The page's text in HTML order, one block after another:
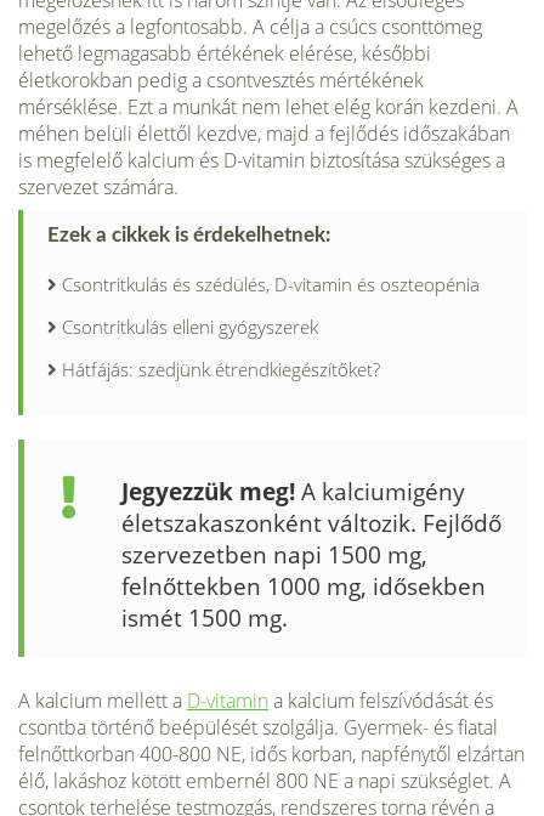
megelőzés a legfontosabb. A célja a csúcs csont­tömeg
lehető legmagasabb értékének elérése, későbbi
életkorokban pedig a csontvesztés mértékének
mérséklése. Ezt a munkát nem lehet elég korán kez­deni. A
méhen belüli élettől kezdve, majd a fejlődés időszakában
is megfelelő kalcium és D-vitamin biztosítása szükséges a
szervezet számára.
Ezek a cikkek is érdekelhetnek:
Csontritkulás és szédülés, D-vitamin és oszteopénia
Csontritkulás elleni gyógyszerek
Hátfájás: szedjünk étrendkiegészítőket?
Jegyezzük meg!A kalcium­igény
életszakaszonként változik. Fejlődő
szervezetben napi 1500 mg,
felnőt­tekben 1000 mg, idősekben
ismét 1500 mg.
A kalcium mellett a D-vitamin a kalcium felszívódását és
csontba történő beépülését szolgálja. Gyermek- és fi­atal
felnőttkorban 400-800 NE, idős korban, napfénytől elzártan
élő, lakáshoz kötött embernél 800 NE a napi szükséglet. A
csontok terhelése testmozgás, rendszeres torna révén a